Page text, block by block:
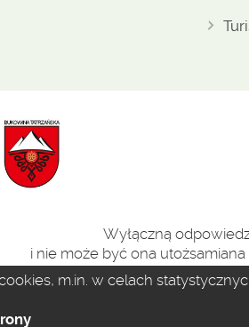
Wyłączną
i nie może być ona
m.in. w celach